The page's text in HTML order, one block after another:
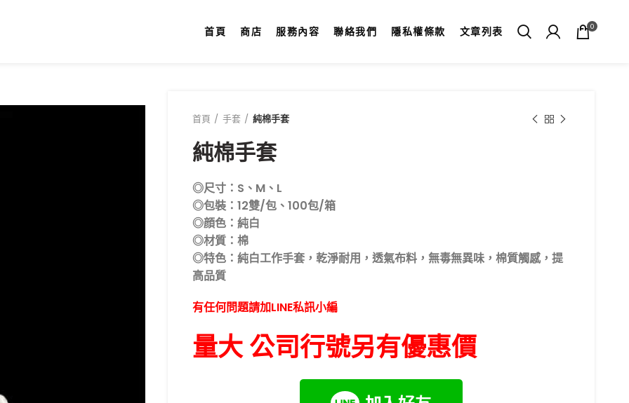
首頁 商店 服務內容 聯絡我們 隱私權條款 文章列表 0
首頁 手套 純棉手套
純棉手套
◎尺寸：S、M、L
◎包裝：12雙/包、100包/箱
◎顔色：純白
◎材質：棉
◎特色：純白工作手套，乾淨耐用，透氣布料，無毒無異味，棉質觸感，提
高品質
有任何問題請加LINE私訊小編
量大 公司行號另有優惠價